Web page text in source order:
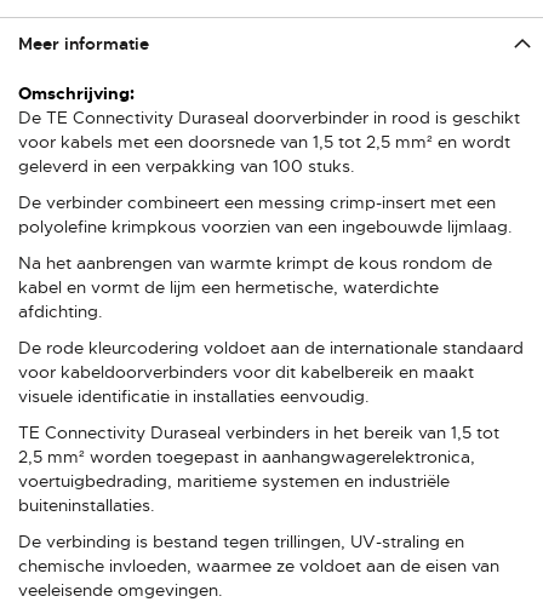
Meer informatie
Meer
informatie
De TE Connectivity Duraseal doorverbinder in rood is geschikt
voor kabels met een doorsnede van 1,5 tot 2,5 mm² en wordt
geleverd in een verpakking van 100 stuks.
De verbinder combineert een messing crimp-insert met een
polyolefine krimpkous voorzien van een ingebouwde lijmlaag.
Na het aanbrengen van warmte krimpt de kous rondom de
kabel en vormt de lijm een hermetische, waterdichte
afdichting.
De rode kleurcodering voldoet aan de internationale standaard
voor kabeldoorverbinders voor dit kabelbereik en maakt
visuele identificatie in installaties eenvoudig.
TE Connectivity Duraseal verbinders in het bereik van 1,5 tot
2,5 mm² worden toegepast in aanhangwagerelektronica,
voertuigbedrading, maritieme systemen en industriële
buiteninstallaties.
De verbinding is bestand tegen trillingen, UV-straling en
chemische invloeden, waarmee ze voldoet aan de eisen van
veeleisende omgevingen.